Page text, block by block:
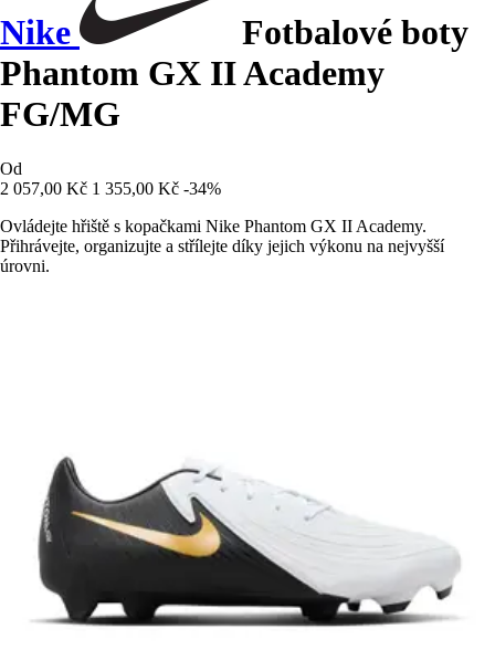
Nike
Fotbalové boty
Phantom GX II Academy
FG/MG
Od
2 057,00 Kč 1 355,00 Kč -34%
Ovládejte hřiště s kopačkami Nike Phantom GX II Academy.
Přihrávejte, organizujte a střílejte díky jejich výkonu na nejvyšší
úrovni.